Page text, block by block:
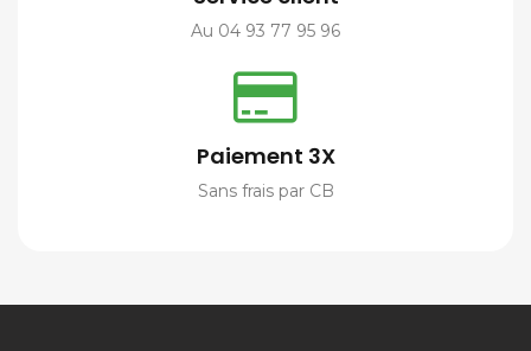
Au 04 93 77 95 96
Paiement 3X
Sans frais par CB